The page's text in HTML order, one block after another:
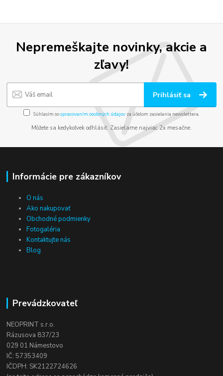
Nepremeškajte novinky, akcie a
zľavy!
Prihlásiť sa
Súhlasím sospracovaním osobných údajov za účelom zasielania newslettera.
Môžete sa kedykoľvek odhlásiť. Zasielame najviac 2x mesačne.
Informácie pre zákazníkov
O nás
Ako nakupovať
Obchodné podmienky
Fotogaléria
Kontaktujte nás
Blog
Prevádzkovateľ
NEOPRINT s.r.o.
Rázusova 837/23
029 01 Námestovo
IČ: 57353409
IČDPH: SK2122724626